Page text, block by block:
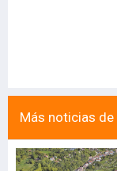
Más noticias de